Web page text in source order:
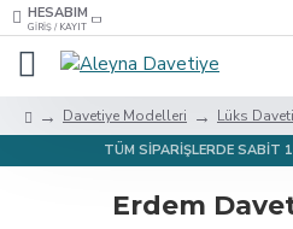
HESABIM
GIRIŞ / KAYIT
Davetiye Modelleri Lüks
TÜM SİPARİŞLERDE SABİT
Erdem